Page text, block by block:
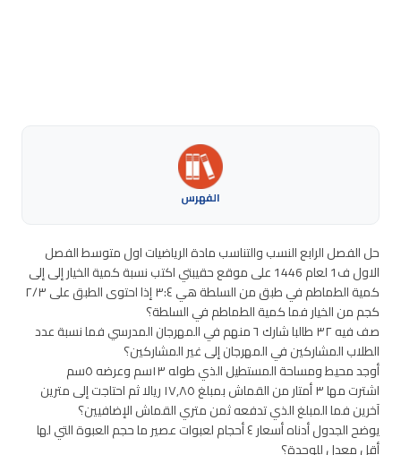
الفهرس
حل الفصل الرابع النسب والتناسب مادة الرياضيات اول متوسط الفصل
الاول ف1 لعام 1446 على موقع حقيبتي اكتب نسبة كمية الخيار إلى إلى
كمية الطماطم في طبق من السلطة هي ٣:٤ إذا احتوى الطبق على ٢/٣
كجم من الخيار فما كمية الطماطم في السلطة؟
صف فيه ٣٢ طالبا شارك ٦ منهم في المهرجان المدرسي فما نسبة عدد
الطلاب المشاركين في المهرجان إلى غير المشاركين؟
أوجد محيط ومساحة المستطيل الذي طوله ١٣سم وعرضه ٥سم
اشترت مها ٣ أمتار من القماش بمبلغ ١٧,٨٥ ريالا ثم احتاجت إلى مترين
آخرين فما المبلغ الذي تدفعه ثمن متري القماش الإضافيين؟
يوضح الجدول أدناه أسعار ٤ أحجام لعبوات عصير ما حجم العبوة التي لها
أقل معدل للوحدة؟